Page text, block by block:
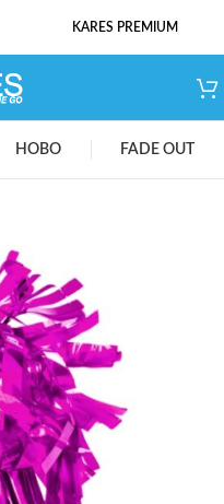
KARES PREMIUM
НОВО FADE OUT